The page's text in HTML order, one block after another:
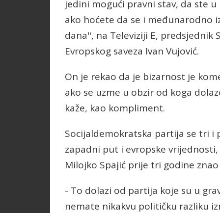
jedini mogući pravni stav, da ste
ako hoćete da se i međunarodno
dana", na Televiziji E,
Evropskog saveza Ivan Vujović.
On je rekao da je bizarnost je
ako se uzme u obzir od koga
kaže, kao kompliment.
Socijaldemokratska partija se tri i
zapadni put i evropske
Milojko Spajić prije tri godine
- To dolazi od partija koje su u
nemate nikakvu političku razliku